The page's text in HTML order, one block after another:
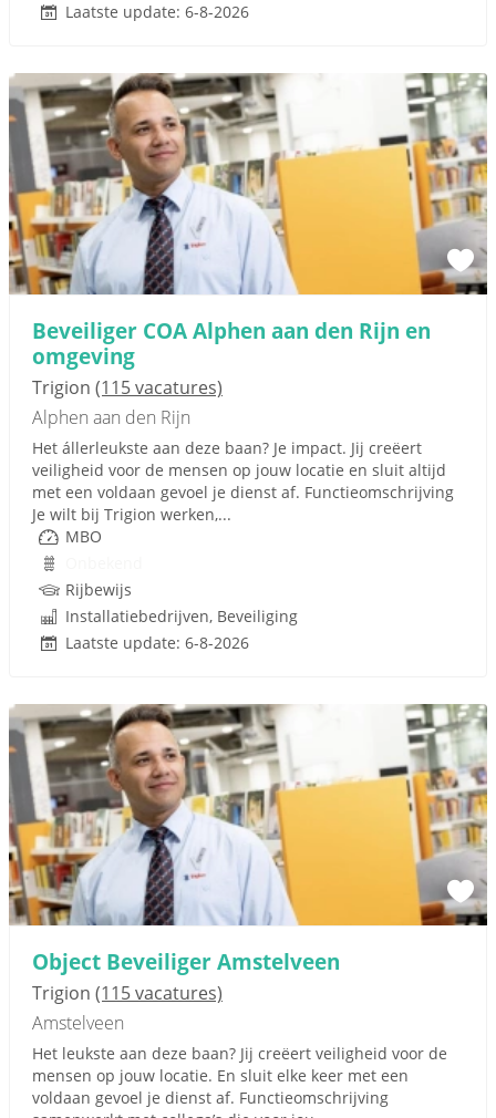
Laatste update: 6-8-2026
Beveiliger COA Alphen aan den Rijn en
omgeving
Trigion (115 vacatures)
Alphen aan den Rijn
Het állerleukste aan deze baan? Je impact. Jij creëert
veiligheid voor de mensen op jouw locatie en sluit altijd
met een voldaan gevoel je dienst af. Functieomschrijving
Je wilt bij Trigion werken,...
MBO
Rijbewijs
Installatiebedrijven, Beveiliging
Laatste update: 6-8-2026
Object Beveiliger Amstelveen
Trigion (115 vacatures)
Amstelveen
Het leukste aan deze baan? Jij creëert veiligheid voor de
mensen op jouw locatie. En sluit elke keer met een
voldaan gevoel je dienst af. Functieomschrijving